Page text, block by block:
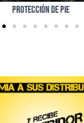
PROTECCIÓN ANTICAÍDAS